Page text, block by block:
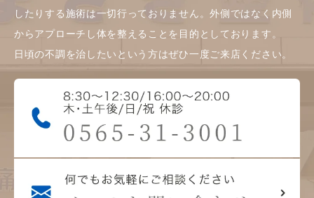
したりする施術は一切行っておりません。外側ではなく内側
からアプローチし体を整えることを目的としております。
日頃の不調を治したいという方はぜひ一度ご来店ください。